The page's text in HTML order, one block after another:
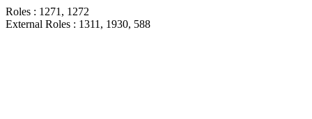
Roles : 1271, 1272
External Roles : 1311, 1930, 588